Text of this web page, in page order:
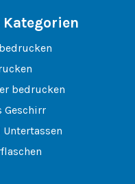
Kategorien
bedrucken
Geschirr
Untertassen